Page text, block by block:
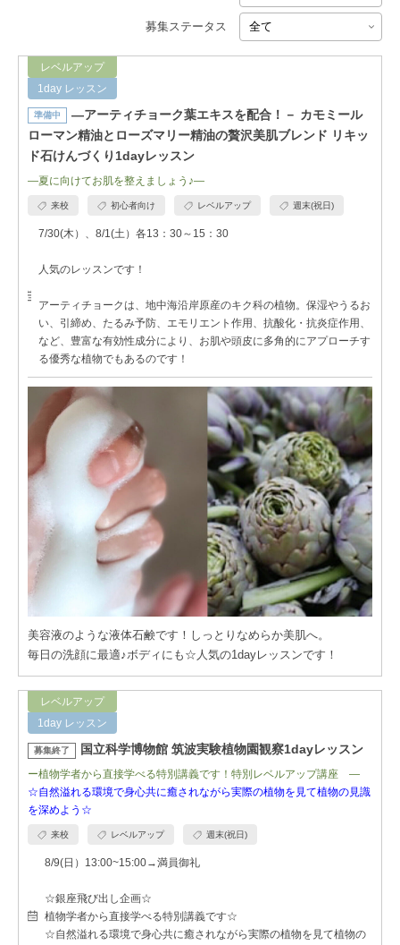
募集ステータス
レベルアップ
1day レッスン
準備中
―アーティチョーク葉エキスを配合！－ カモミール
ローマン精油とローズマリー精油の贅沢美肌ブレンド リキッ
ド石けんづくり1dayレッスン
―夏に向けてお肌を整えましょう♪―
来校 初心者向け レベルアップ 週末(祝日)
7/30(木）、8/1(土）各13：30～15：30
人気のレッスンです！
アーティチョークは、地中海沿岸原産のキク科の植物。保湿やうるお
い、引締め、たるみ予防、エモリエント作用、抗酸化・抗炎症作用、
など、豊富な有効性成分により、お肌や頭皮に多角的にアプローチす
る優秀な植物でもあるのです！
美容液のような液体石鹸です！しっとりなめらか美肌へ。
毎日の洗顔に最適♪ボディにも☆人気の1dayレッスンです！
レベルアップ
1day レッスン
募集終了 国立科学博物館 筑波実験植物園観察1dayレッスン
ー植物学者から直接学べる特別講義です！特別レベルアップ講座 ―
☆自然溢れる環境で身心共に癒されながら実際の植物を見て植物の見識
を深めよう☆
来校 レベルアップ 週末(祝日)
8/9(日）13:00~15:00→満員御礼
☆銀座飛び出し企画☆
植物学者から直接学べる特別講義です☆
☆自然溢れる環境で身心共に癒されながら実際の植物を見て植物の